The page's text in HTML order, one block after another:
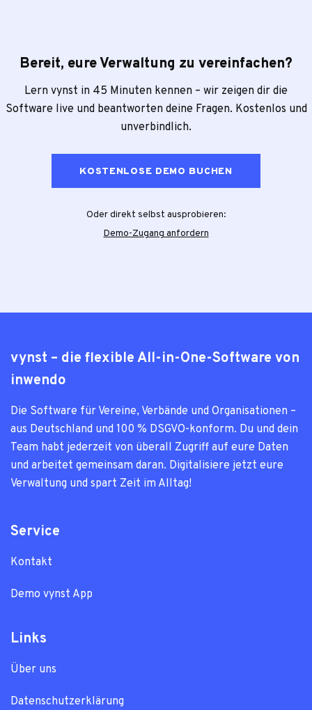
Bereit, eure Verwaltung zu vereinfachen?
Lern vynst in 45 Minuten kennen – wir zeigen dir die
Software live und beantworten deine Fragen. Kostenlos und
unverbindlich.
KOSTENLOSE DEMO BUCHEN
Oder direkt selbst ausprobieren:
Demo-Zugang anfordern
vynst – die flexible All-in-One-Software von
inwendo
Die Soft­ware für Ver­eine, Ver­bände und Orga­ni­sa­tio­nen –
aus Deutsch­land und 100 % DSGVO-kon­form. Du und dein
Team habt jeder­zeit von über­all Zugriff auf eure Daten
und arbei­tet gemein­sam daran. Digi­ta­li­siere jetzt eure
Ver­wal­tung und spart Zeit im All­tag!
Service
Kontakt
Demo vynst App
Links
Über uns
Datenschutzerklärung